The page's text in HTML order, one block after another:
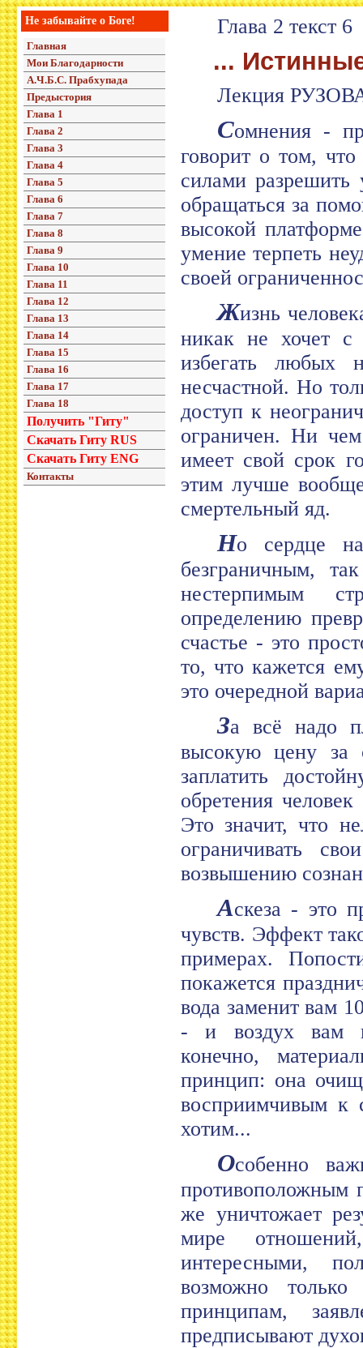
Не забывайте о Боге!
Главная
Мои Благодарности
А.Ч.Б.С. Прабхупада
Предыстория
Глава 1
Глава 2
Глава 3
Глава 4
Глава 5
Глава 6
Глава 7
Глава 8
Глава 9
Глава 10
Глава 11
Глава 12
Глава 13
Глава 14
Глава 15
Глава 16
Глава 17
Глава 18
Получить "Гиту"
Скачать Гиту RUS
Скачать Гиту ENG
Контакты
Глава 2 текст 6
...
Лекция
Сомнения -
говорит о том,
силами
обращаться за
высокой
умение терпеть
своей
Жизнь
никак не хочет с
избегать любых
несчастной. Но
доступ к
ограничен. Ни
имеет свой срок
этим лучше
смертельный яд.
Но сердце
безграничным,
нестерпимым
определению
счастье - это
то, что кажется
это очередной
За всё надо
высокую цену за
заплатить
обретения
Это значит, что
ограничивать
возвышению
Аскеза - это
чувств. Эффект
примерах.
покажется
вода заменит вам
- и воздух вам
конечно,
принцип: она
восприимчивым к
хотим...
Особенно
противоположным
же уничтожает
мире
интересными,
возможно
принципам,
предписывают